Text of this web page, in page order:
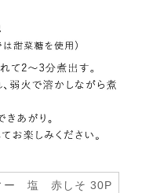
ー 塩 赤しそ 30P